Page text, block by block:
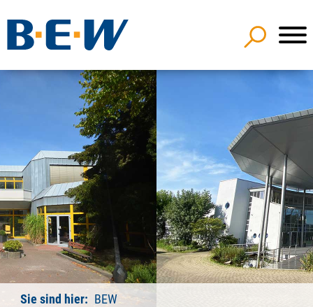
Sie sind hier: BEW